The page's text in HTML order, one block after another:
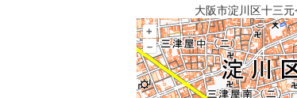
大阪市淀川区十三
+
–